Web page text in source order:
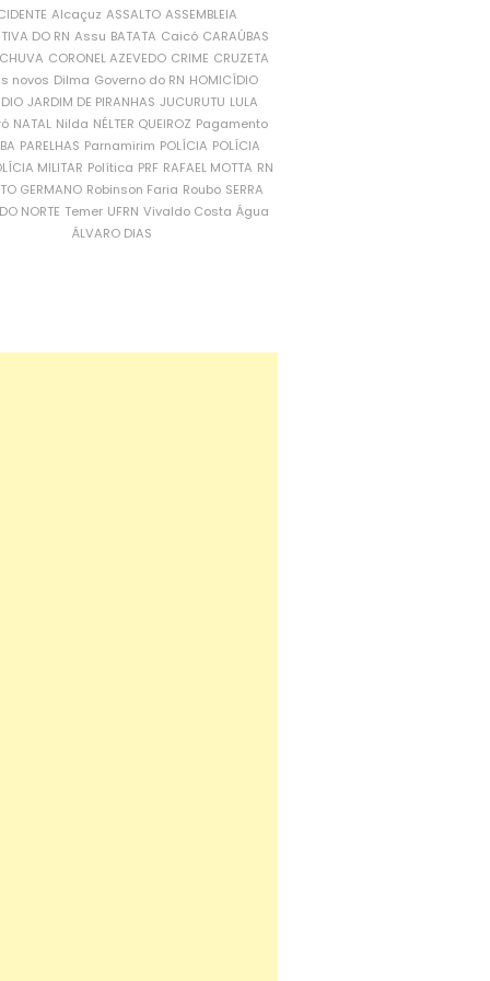
Alcaçuz ASSALTO ASSEMBLEIA
DO RN Assu BATATA Caicó CARAÚBAS
CORONEL AZEVEDO CRIME CRUZETA
novos Dilma Governo do RN HOMICÍDIO
JARDIM DE PIRANHAS JUCURUTU LULA
NATAL Nilda NÉLTER QUEIROZ Pagamento
PARELHAS Parnamirim POLÍCIA POLÍCIA
MILITAR Política PRF RAFAEL MOTTA RN
GERMANO Robinson Faria Roubo SERRA
NORTE Temer UFRN Vivaldo Costa Água
ÁLVARO DIAS